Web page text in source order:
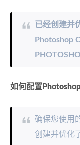
已经创建并
Photoshop
如何配置
确保您使用
创建并优化